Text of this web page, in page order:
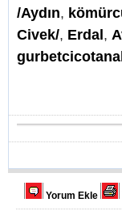
/Aydın,
Civek/, Erdal,
Yorum Ekle